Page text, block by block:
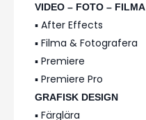
VIDEO – FOTO – FILMA
▪️ After Effects
▪️ Filma & Fotografera
▪️ Premiere
▪️ Premiere Pro
GRAFISK DESIGN
▪️ Färglära